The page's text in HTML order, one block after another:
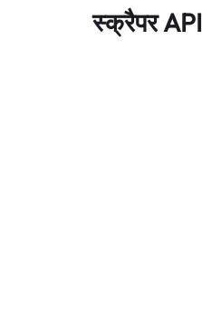
स्क्रैपर API